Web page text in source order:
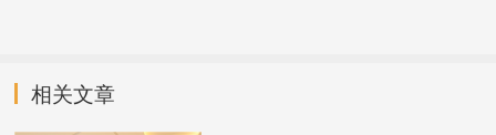
相关文章